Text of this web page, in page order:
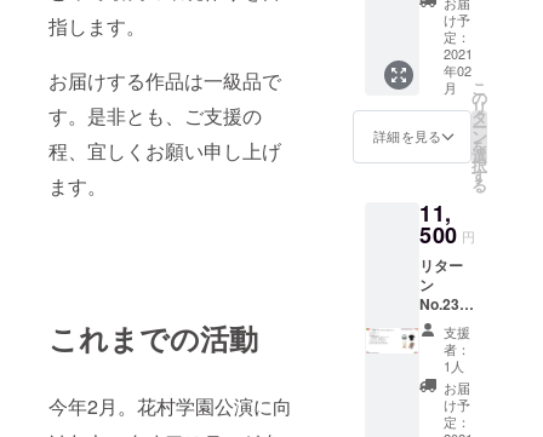
指します。
お届けする作品は一級品で
す。是非とも、ご支援の
程、宜しくお願い申し上げ
ます。
これまでの活動
今年2月。花村学園公演に向
欄に必
ず推し
キャス
ト名を
入力し
い ・推
しキャ
場合
は、な
しとご
記入下
さい
ない場
合は、
なしと
ご記入
下さい
・キャ
スト別
の特別
映像つ
間映
像。
mp4で
のご提
供） ・
花村学
園オリ
ジナル
Ｔシャ
デオ
稽古中
の特別
映像つ
き（3分
間映
像。
花村学
園オリ
ジナル
Ｔシャ
ツ ・み
ずしな
孝之先
生描下
ろし
花村学
園オリ
ジナ
ト』 ■
料金：
13,000
jpy 送
料別
（着払
いとな
りま
す） ■
ン内容
・オン
ライン
公演
配信チ
ケット
・花村
学園オ
リジナ
ルＴ
シャツ
・みず
け予
定：
2021
年02
月
詳細を見る
こ
の
リ
タ
ー
ン
を
選
択
す
る
11,
500 円
リター
ン
No.23
『花村
学園
オリジ
ナル
グッズ
セット
支援
者：
1人
お届
け予
定：